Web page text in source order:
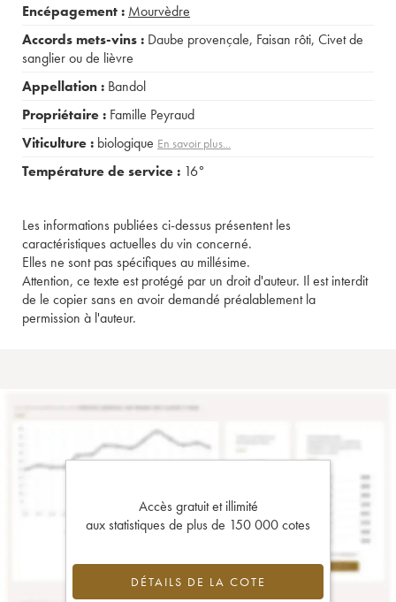
Encépagement : Mourvèdre
Accords mets-vins : Daube provençale, Faisan rôti, Civet de
sanglier ou de lièvre
Appellation : Bandol
Propriétaire : Famille Peyraud
Viticulture : biologique En savoir plus...
Température de service : 16°
Les informations publiées ci-dessus présentent les
caractéristiques actuelles du vin concerné.
Elles ne sont pas spécifiques au millésime.
Attention, ce texte est protégé par un droit d'auteur. Il est interdit
de le copier sans en avoir demandé préalablement la
permission à l'auteur.
Accès gratuit et illimité
aux statistiques de plus de 150 000 cotes
DÉTAILS DE LA COTE